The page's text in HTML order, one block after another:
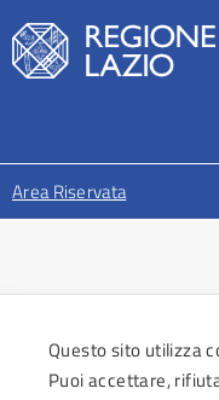
Area Riservata
Questo sito utilizza
Puoi accettare,